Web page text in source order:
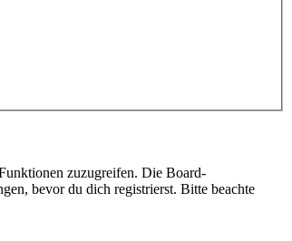
zuzugreifen. Die Board-
bevor du dich registrierst. Bitte beachte